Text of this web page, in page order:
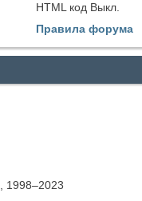
HTML код Выкл.
Правила форума
1998–2023